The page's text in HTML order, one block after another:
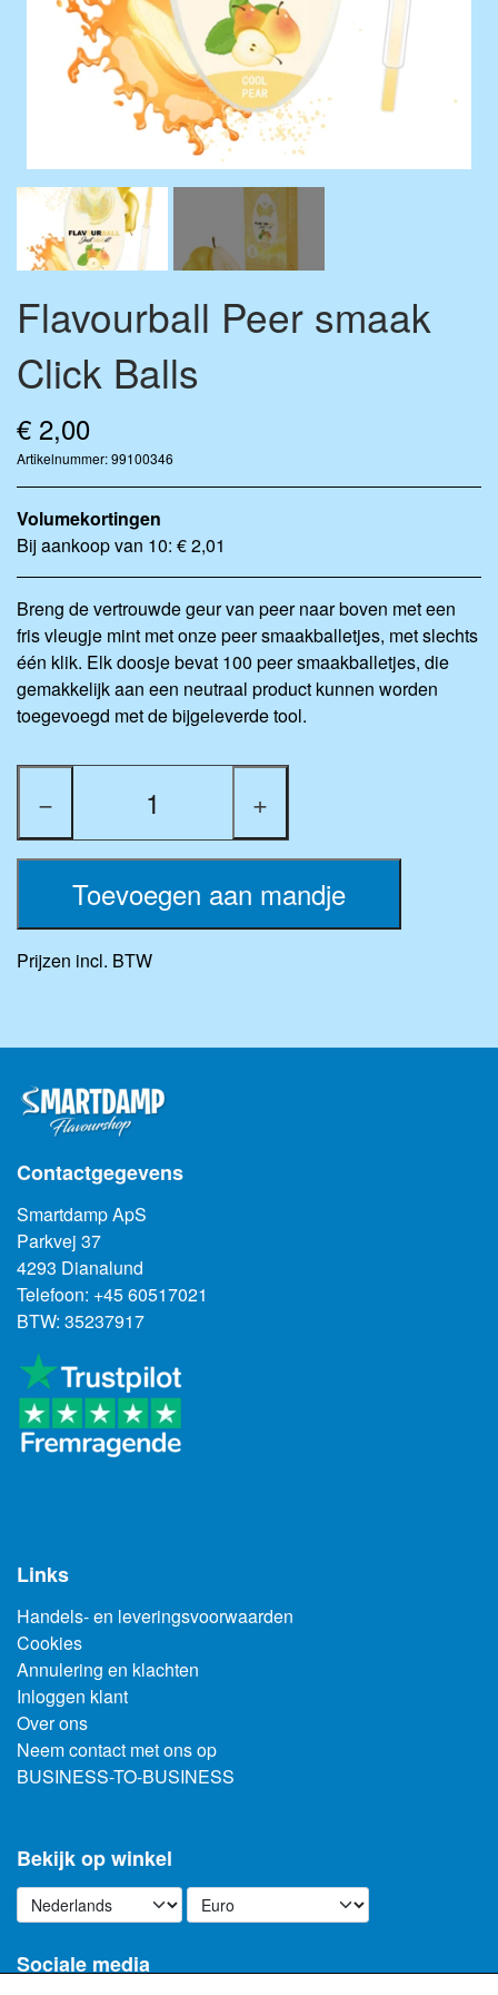
AROMA DRUPPELS
BASE VÆSKE
FLAVOURBALL ACCESSOIRES
MENGFLESSEN
MERCHANDISE
Flavourball Peer smaak
Click Balls
€ 2,00
Artikelnummer: 99100346
Volumekortingen
Bij aankoop van 10: € 2,01
Breng de vertrouwde geur van peer naar boven met een
fris vleugje mint met onze peer smaakballetjes, met slechts
één klik. Elk doosje bevat 100 peer smaakballetjes, die
gemakkelijk aan een neutraal product kunnen worden
toegevoegd met de bijgeleverde tool.
− +
Toevoegen aan mandje
Prijzen incl. BTW
Contactgegevens
Smartdamp ApS
Parkvej 37
4293 Dianalund
Telefoon: +45 60517021
BTW: 35237917
Links
Handels- en leveringsvoorwaarden
Cookies
Annulering en klachten
Inloggen klant
Over ons
Neem contact met ons op
BUSINESS-TO-BUSINESS
Bekijk op winkel
Sociale media